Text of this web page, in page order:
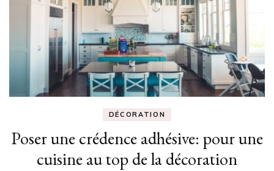
DÉCORATION
Poser une crédence adhésive: pour une
cuisine au top de la décoration